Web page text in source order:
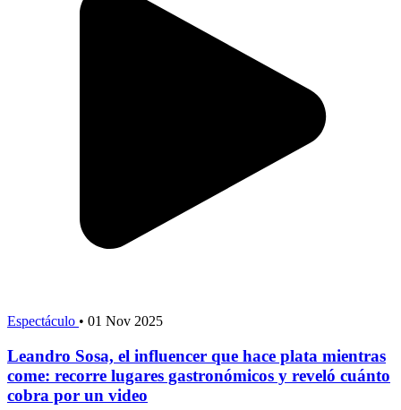
Espectáculo • 01 Nov 2025
Leandro Sosa, el influencer que hace plata mientras
come: recorre lugares gastronómicos y reveló cuánto
cobra por un video